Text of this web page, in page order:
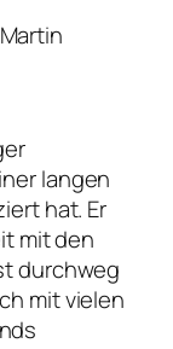
langen
hat. Er
mit den
durchweg
mit vielen